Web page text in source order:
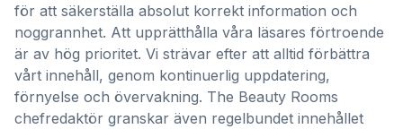
för att säkerställa absolut korrekt information och
noggrannhet. Att upprätthålla våra läsares förtroende
är av hög prioritet. Vi strävar efter att alltid förbättra
vårt innehåll, genom kontinuerlig uppdatering,
förnyelse och övervakning. The Beauty Rooms
chefredaktör granskar även regelbundet innehållet